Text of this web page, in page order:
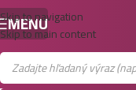
Skip to navigation
Skip to main content
MENU